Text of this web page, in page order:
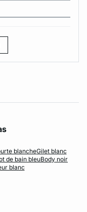
blancheGilet blanc
de bain bleuBody noir
blanc